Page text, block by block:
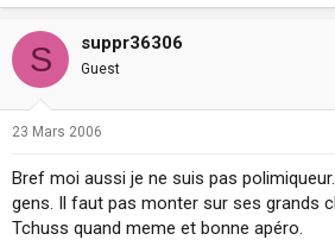
S suppr36306
Guest
23 Mars 2006
Bref moi aussi je ne suis pas
gens. Il faut pas monter sur ses grands
Tchuss quand meme et bonne apéro.